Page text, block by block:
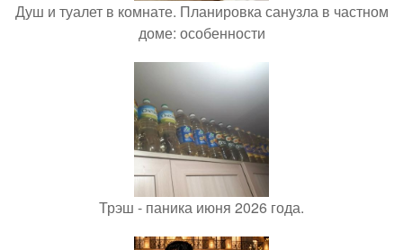
Душ и туалет в комнате. Планировка санузла в частном
доме: особенности
Трэш - паника июня 2026 года.